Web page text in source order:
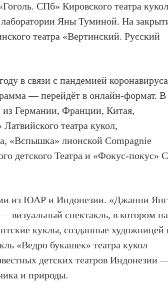
СПб» Кировского театра
Яны Туминой. На
театра «Вертинский. Русский
в связи с пандемией коронавируса
— перейдёт в онлайн-формат. В
из Германии, Франции, Китая,
театра кукол,
«Вспышка» лионской Compagnie
детского Театра и «Фокус-покус»
из ЮАР и Индонезии. «Джанни Янг
спектакль, в котором на
куклы, созданные художницей
«Ведро букашек» театра кукол
детских театров Индонезии
и природы.